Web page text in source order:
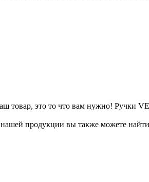
товар, это то что вам нужно! Ручки
продукции вы также можете